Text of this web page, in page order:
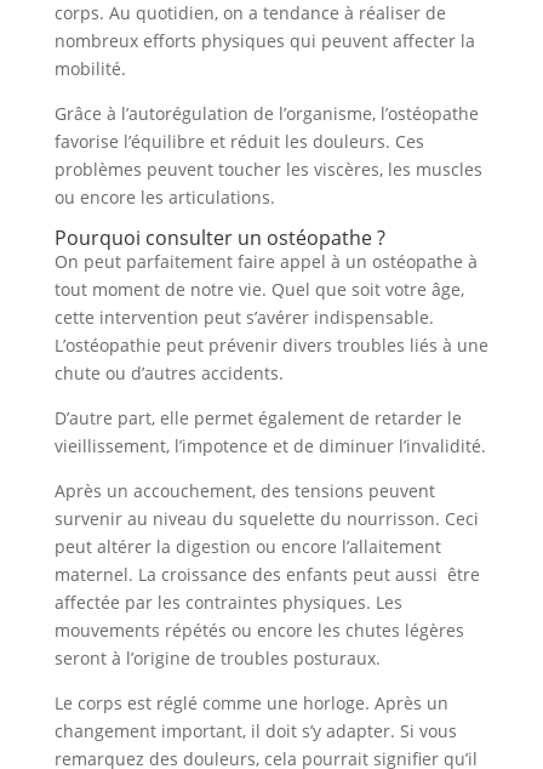
corps. Au quotidien, on a tendance à réaliser de
nombreux efforts physiques qui peuvent affecter la
mobilité.
Grâce à l’autorégulation de l’organisme, l’ostéopathe
favorise l’équilibre et réduit les douleurs. Ces
problèmes peuvent toucher les viscères, les muscles
ou encore les articulations.
Pourquoi consulter un ostéopathe ?
On peut parfaitement faire appel à un ostéopathe à
tout moment de notre vie. Quel que soit votre âge,
cette intervention peut s’avérer indispensable.
L’ostéopathie peut prévenir divers troubles liés à une
chute ou d’autres accidents.
D’autre part, elle permet également de retarder le
vieillissement, l’impotence et de diminuer l’invalidité.
Après un accouchement, des tensions peuvent
survenir au niveau du squelette du nourrisson. Ceci
peut altérer la digestion ou encore l’allaitement
maternel. La croissance des enfants peut aussi être
affectée par les contraintes physiques. Les
mouvements répétés ou encore les chutes légères
seront à l’origine de troubles posturaux.
Le corps est réglé comme une horloge. Après un
changement important, il doit s’y adapter. Si vous
remarquez des douleurs, cela pourrait signifier qu’il